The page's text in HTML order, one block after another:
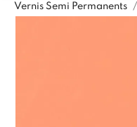
Vernis Semi Permanents